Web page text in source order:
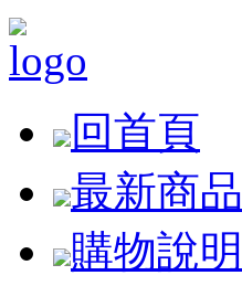
回首頁
最新商品
購物說明